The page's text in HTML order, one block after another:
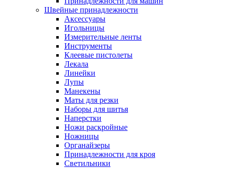
Швейные принадлежности
Аксессуары
Игольницы
Измерительные ленты
Инструменты
Клеевые пистолеты
Лекала
Линейки
Лупы
Манекены
Маты для резки
Наборы для шитья
Наперстки
Ножи раскройные
Ножницы
Органайзеры
Принадлежности для кроя
Светильники